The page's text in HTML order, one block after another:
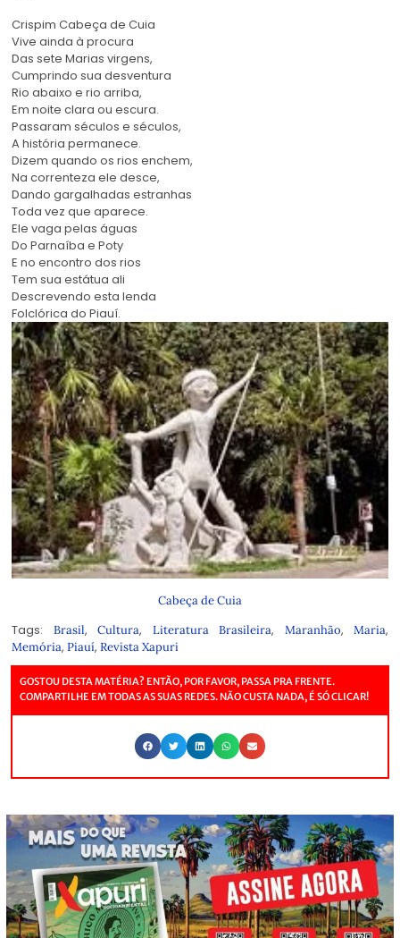
Crispim Cabeça de Cuia
Vive ainda à procura
Das sete Marias virgens,
Cumprindo sua desventura
Rio abaixo e rio arriba,
Em noite clara ou escura.
Passaram séculos e séculos,
A história permanece.
Dizem quando os rios enchem,
Na correnteza ele desce,
Dando gargalhadas estranhas
Toda vez que aparece.
Ele vaga pelas águas
Do Parnaíba e Poty
E no encontro dos rios
Tem sua estátua ali
Descrevendo esta lenda
Folclórica do Piauí.
Cabeça de Cuia
Tags: Brasil, Cultura, Literatura Brasileira, Maranhão, Maria,
Memória, Piauí, Revista Xapuri
GOSTOU DESTA MATÉRIA? ENTÃO, POR FAVOR, PASSA PRA FRENTE.
COMPARTILHE EM TODAS AS SUAS REDES. NÃO CUSTA NADA, É SÓ CLICAR!